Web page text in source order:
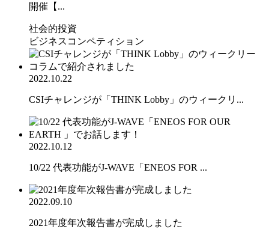
開催【...
社会的投資
ビジネスコンペティション
2022.10.22
CSIチャレンジが「THINK Lobby」のウィークリ...
2022.10.12
10/22 代表功能がJ-WAVE「ENEOS FOR ...
2022.09.10
2021年度年次報告書が完成しました